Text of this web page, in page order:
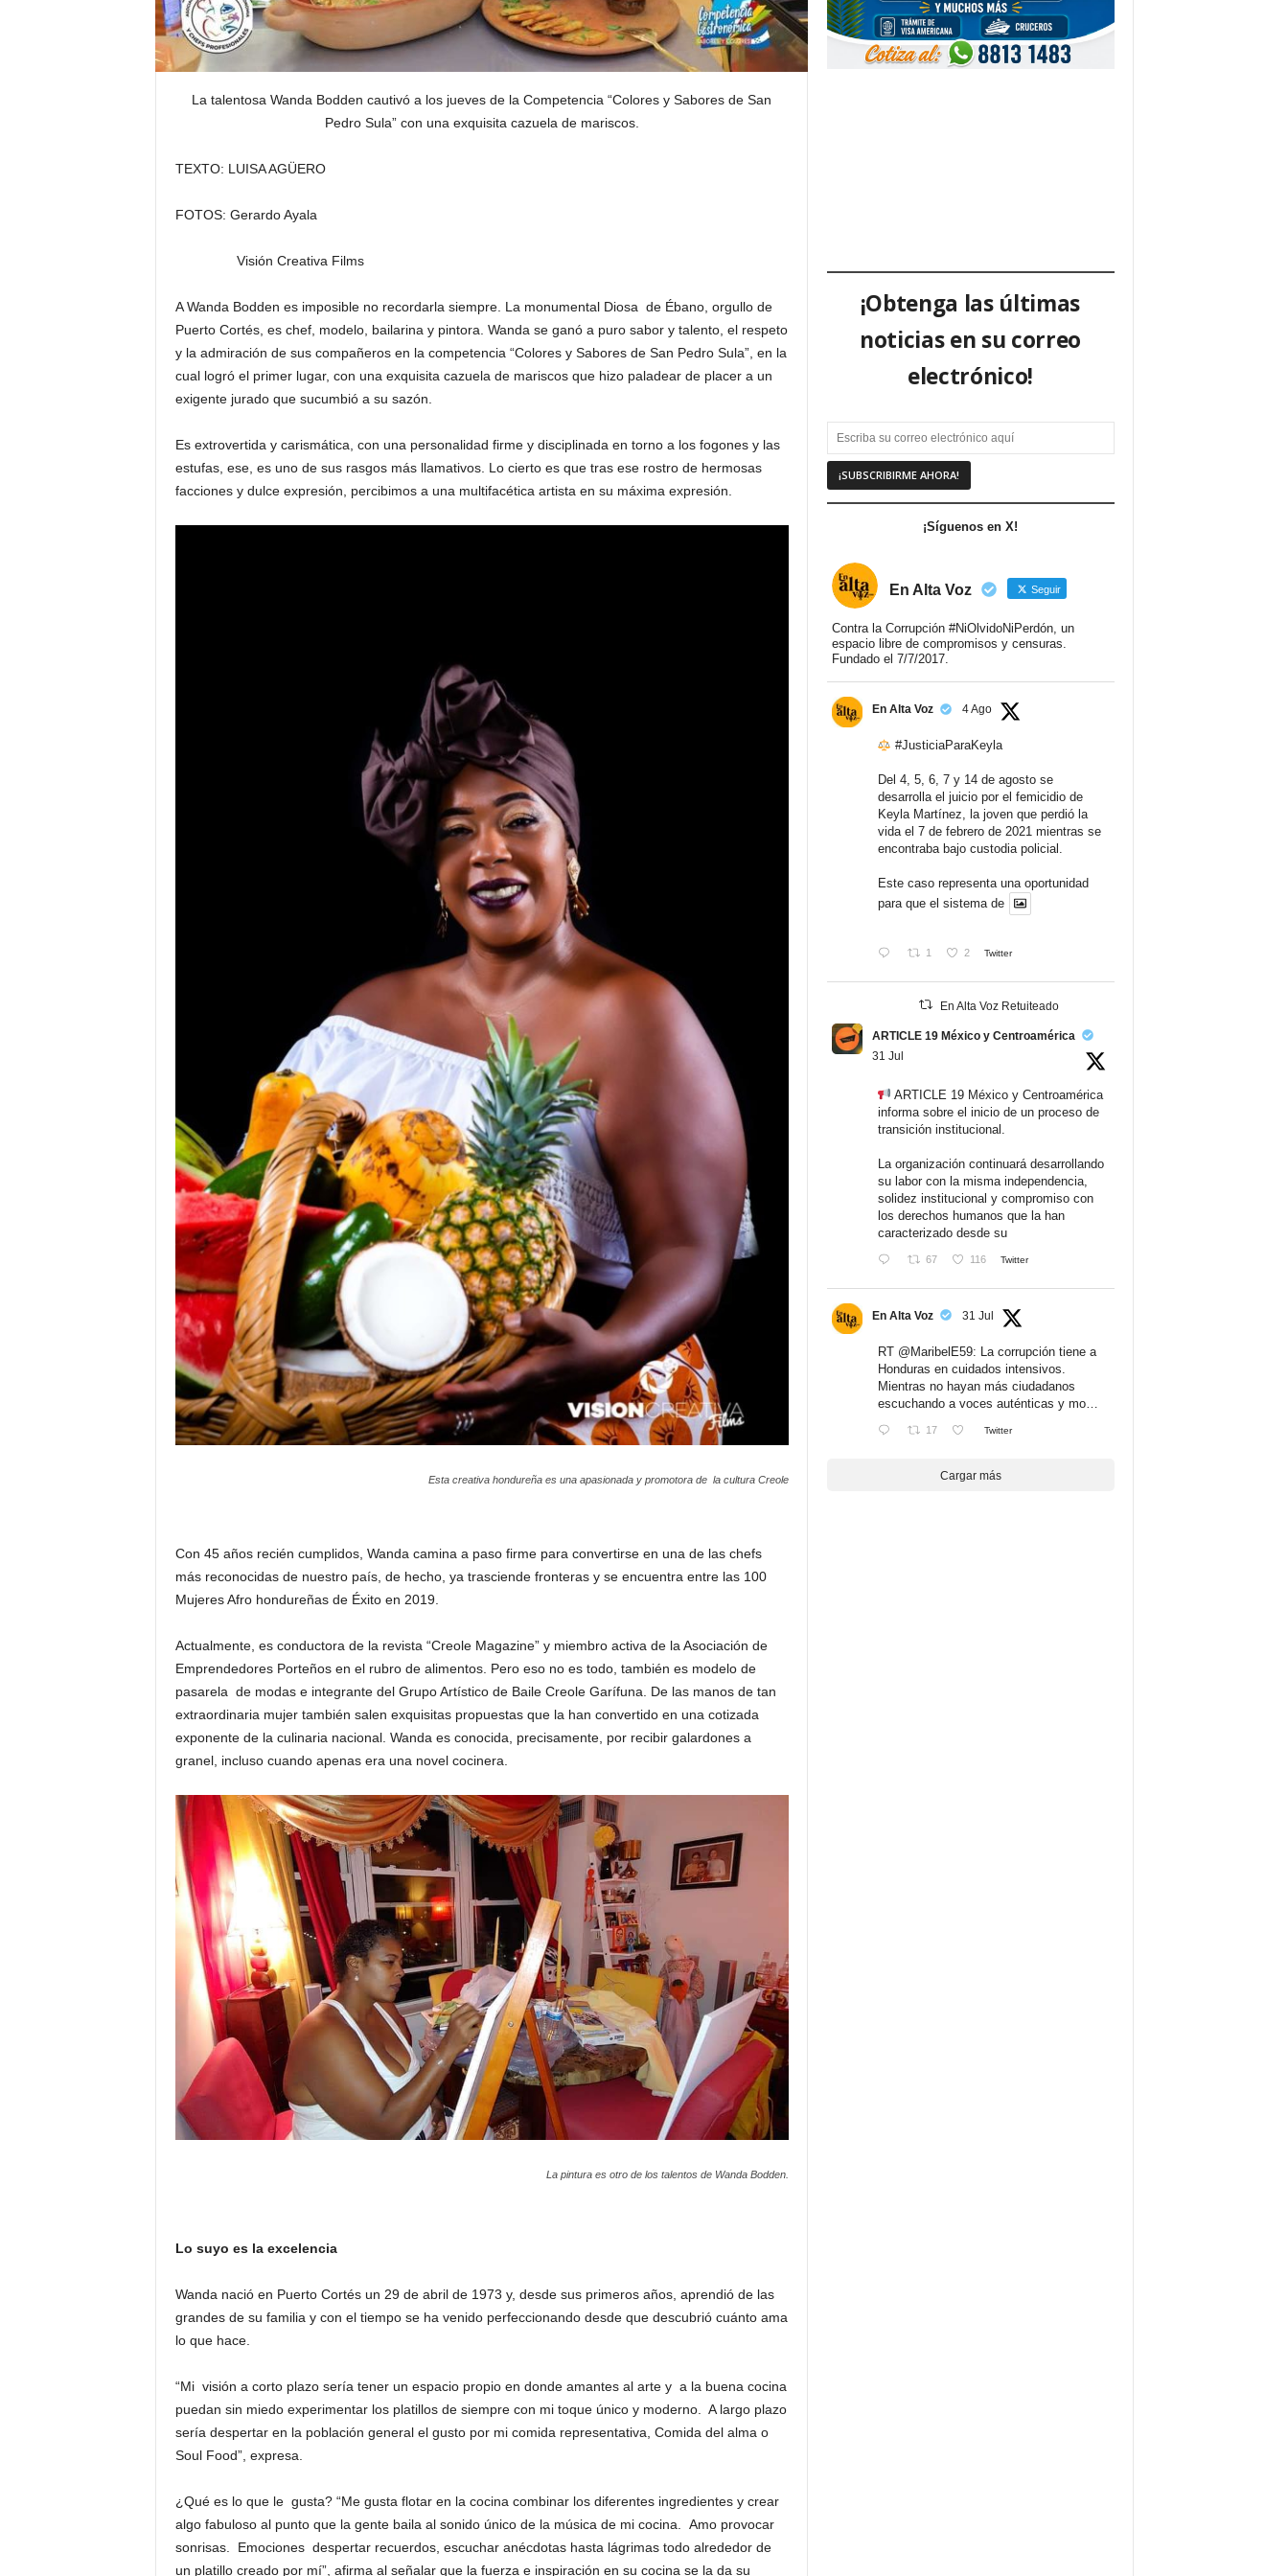
La talentosa Wanda Bodden cautivó a los jueves de la Competencia “Colores y Sabores de San
Pedro Sula” con una exquisita cazuela de mariscos.
TEXTO: LUISA AGÜERO
FOTOS: Gerardo Ayala
Visión Creativa Films
A Wanda Bodden es imposible no recordarla siempre. La monumental Diosa de Ébano, orgullo de
Puerto Cortés, es chef, modelo, bailarina y pintora. Wanda se ganó a puro sabor y talento, el respeto
y la admiración de sus compañeros en la competencia “Colores y Sabores de San Pedro Sula”, en la
cual logró el primer lugar, con una exquisita cazuela de mariscos que hizo paladear de placer a un
exigente jurado que sucumbió a su sazón.
Es extrovertida y carismática, con una personalidad firme y disciplinada en torno a los fogones y las
estufas, ese, es uno de sus rasgos más llamativos. Lo cierto es que tras ese rostro de hermosas
facciones y dulce expresión, percibimos a una multifacética artista en su máxima expresión.
Esta creativa hondureña es una apasionada y promotora de la cultura Creole
Con 45 años recién cumplidos, Wanda camina a paso firme para convertirse en una de las chefs
más reconocidas de nuestro país, de hecho, ya trasciende fronteras y se encuentra entre las 100
Mujeres Afro hondureñas de Éxito en 2019.
Actualmente, es conductora de la revista “Creole Magazine” y miembro activa de la Asociación de
Emprendedores Porteños en el rubro de alimentos. Pero eso no es todo, también es modelo de
pasarela de modas e integrante del Grupo Artístico de Baile Creole Garífuna. De las manos de tan
extraordinaria mujer también salen exquisitas propuestas que la han convertido en una cotizada
exponente de la culinaria nacional. Wanda es conocida, precisamente, por recibir galardones a
granel, incluso cuando apenas era una novel cocinera.
La pintura es otro de los talentos de Wanda Bodden.
Lo suyo es la excelencia
Wanda nació en Puerto Cortés un 29 de abril de 1973 y, desde sus primeros años, aprendió de las
grandes de su familia y con el tiempo se ha venido perfeccionando desde que descubrió cuánto ama
lo que hace.
“Mi visión a corto plazo sería tener un espacio propio en donde amantes al arte y a la buena cocina
puedan sin miedo experimentar los platillos de siempre con mi toque único y moderno. A largo plazo
sería despertar en la población general el gusto por mi comida representativa, Comida del alma o
Soul Food”, expresa.
¿Qué es lo que le gusta? “Me gusta flotar en la cocina combinar los diferentes ingredientes y crear
algo fabuloso al punto que la gente baila al sonido único de la música de mi cocina. Amo provocar
sonrisas. Emociones despertar recuerdos, escuchar anécdotas hasta lágrimas todo alrededor de
un platillo creado por mí”, afirma al señalar que la fuerza e inspiración en su cocina se la da su
¡Obtenga las últimas
noticias en su correo
electrónico!
¡Síguenos en X!
En Alta Voz Seguir
Contra la Corrupción #NiOlvidoNiPerdón, un
espacio libre de compromisos y censuras.
Fundado el 7/7/2017.
En Alta Voz 4 Ago
#JusticiaParaKeyla
Del 4, 5, 6, 7 y 14 de agosto se
desarrolla el juicio por el femicidio de
Keyla Martínez, la joven que perdió la
vida el 7 de febrero de 2021 mientras se
encontraba bajo custodia policial.
Este caso representa una oportunidad
para que el sistema de
1 2 Twitter
En Alta Voz Retuiteado
ARTICLE 19 México y Centroamérica
31 Jul
ARTICLE 19 México y Centroamérica
informa sobre el inicio de un proceso de
transición institucional.
La organización continuará desarrollando
su labor con la misma independencia,
solidez institucional y compromiso con
los derechos humanos que la han
caracterizado desde su
67 116 Twitter
En Alta Voz 31 Jul
RT @MaribelE59: La corrupción tiene a
Honduras en cuidados intensivos.
Mientras no hayan más ciudadanos
escuchando a voces auténticas y mo…
17 Twitter
Cargar más